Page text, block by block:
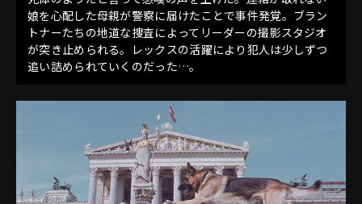
娘を心配した母親が警察に届けたことで事件発覚。ブラン
トナーたちの地道な捜査によってリーダーの撮影スタジオ
が突き止められる。レックスの活躍により犯人は少しずつ
追い詰められていくのだった…。